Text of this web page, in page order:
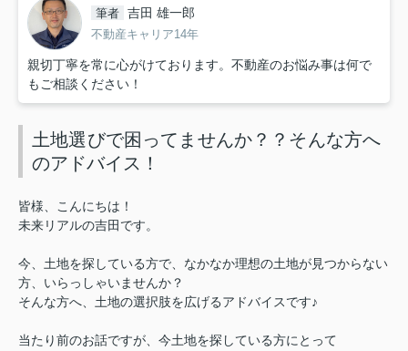
筆者 吉田 雄一郎
不動産キャリア14年
親切丁寧を常に心がけております。不動産のお悩み事は何で
もご相談ください！
土地選びで困ってませんか？？そんな方へ
のアドバイス！
皆様、こんにちは！
未来リアルの吉田です。
今、土地を探している方で、なかなか理想の土地が見つからない
方、いらっしゃいませんか？
そんな方へ、土地の選択肢を広げるアドバイスです♪
当たり前のお話ですが、今土地を探している方にとって